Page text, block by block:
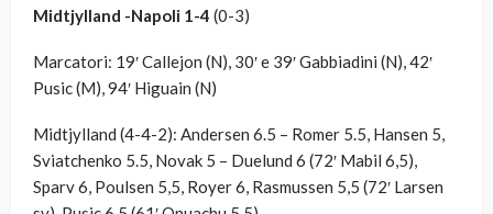
Midtjylland -Napoli 1-4 (0-3)
Marcatori: 19′ Callejon (N), 30′ e 39′ Gabbiadini (N), 42′
Pusic (M), 94′ Higuain (N)
Midtjylland (4-4-2): Andersen 6.5 – Romer 5.5, Hansen 5,
Sviatchenko 5.5, Novak 5 – Duelund 6 (72′ Mabil 6,5),
Sparv 6, Poulsen 5,5, Royer 6, Rasmussen 5,5 (72′ Larsen